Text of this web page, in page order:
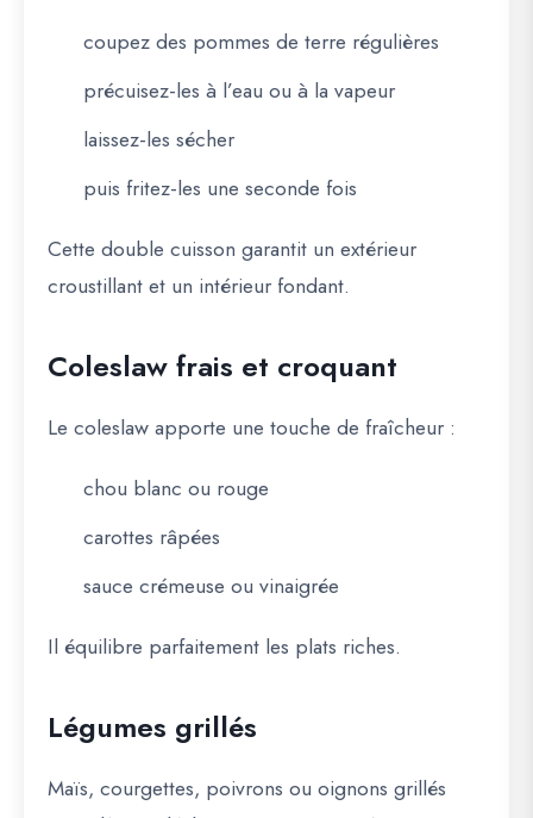
coupez des pommes de terre régulières
précuisez-les à l’eau ou à la vapeur
laissez-les sécher
puis fritez-les une seconde fois
Cette double cuisson garantit un extérieur
croustillant et un intérieur fondant.
Coleslaw frais et croquant
Le coleslaw apporte une touche de fraîcheur :
chou blanc ou rouge
carottes râpées
sauce crémeuse ou vinaigrée
Il équilibre parfaitement les plats riches.
Légumes grillés
Maïs, courgettes, poivrons ou oignons grillés